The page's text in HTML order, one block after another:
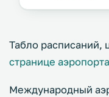
Табло расписаний,
странице
Международный